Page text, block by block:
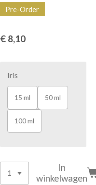
Pre-Order
€ 8,10
Iris
15 ml 50 ml
100 ml
In
winkelwagen